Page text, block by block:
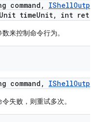
command , IShellOutput
Unit timeUnit, int retry
来控制命令行为。
command , IShellOutput
失败，则重试多次。